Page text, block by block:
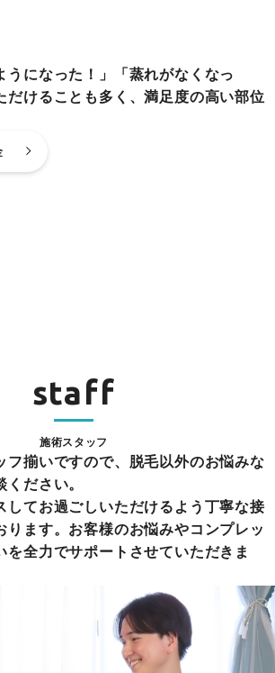
うになった！」「蒸れがなくなっ
だけることも多く、満足度の高い部位
staff
施術スタッフ
フ揃いですので、脱毛以外のお悩みな
ださい。
してお過ごしいただけるよう丁寧な接
ります。お客様のお悩みやコンプレッ
を全力でサポートさせていただきま